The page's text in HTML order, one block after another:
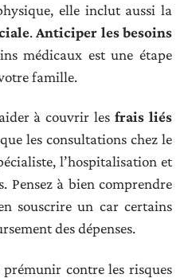
elle inclut aussi la
.Anticiper les besoins
médicaux est une étape
famille.
à couvrir lesfrais liés
les consultations chez le
l’hospitalisation et
Pensez à bien comprendre
souscrire un car certains
des dépenses.
prémunir contre les risques